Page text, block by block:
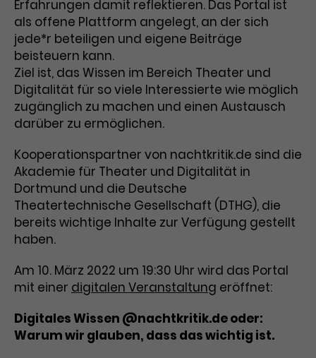
Benutzer*in wiedererkannt werden,
und es wird Zugang zu
geschützten Bereichen gewährt.
Name cookie_optin
TYPO3
Laufzeit 1 Monat
Zweck
Enthält die gewählten Tracking-
Optin-Einstellungen.
Laufzeit 2 Jahre
Dieses Cookie wird von Google
Analytics installiert. Das Cookie
wird verwendet, um
Besucher*innen-, Sitzungs- und
Kampagnendaten zu berechnen
und die Nutzung der Website für
den Analysebericht der Website zu
verfolgen. Die Cookies speichern
Informationen anonym und weisen
eine zufallsgenerierte Nummer zu,
um Besuche zu erkennen.
Name _gid
Anbieter Google Analytics
Laufzeit 1 Tag
Marketing
Diese Gruppe beinhaltet alle Scripte, die es uns
ermöglichen die Leistung unserer
Werbekampagnen zu analysieren und
Conversions zu messen. Außerdem helfen sie
uns dabei Werbeanzeigen und Inhalte besser auf
die Interessen unserer Nutzer abzustimmen.
Name
_gcl_au
Anbieter Google Ads
Laufzeit 3 Monate
Wird von Google verwendet, um
die Effizienz von Werbeanzeigen zu
nachzuvollziehen, ob Nutzer über
Google-Anzeigen auf unsere
Cookie-Informationen
Erfahrungen damit reflektieren. Das Portal ist
als offene Plattform angelegt, an der sich
jede*r beteiligen und eigene Beiträge
beisteuern kann.
Ziel ist, das Wissen im Bereich Theater und
Digitalität für so viele Interessierte wie möglich
zugänglich zu machen und einen Austausch
darüber zu ermöglichen.
Kooperationspartner von nachtkritik.de sind die
Akademie für Theater und Digitalität in
Dortmund und die Deutsche
Theatertechnische Gesellschaft (DTHG), die
bereits wichtige Inhalte zur Verfügung gestellt
haben.
Am 10. März 2022 um 19:30 Uhr wird das Portal
mit einer digitalen Veranstaltung eröffnet:
Digitales Wissen @nachtkritik.de oder:
Warum wir glauben, dass das wichtig ist.